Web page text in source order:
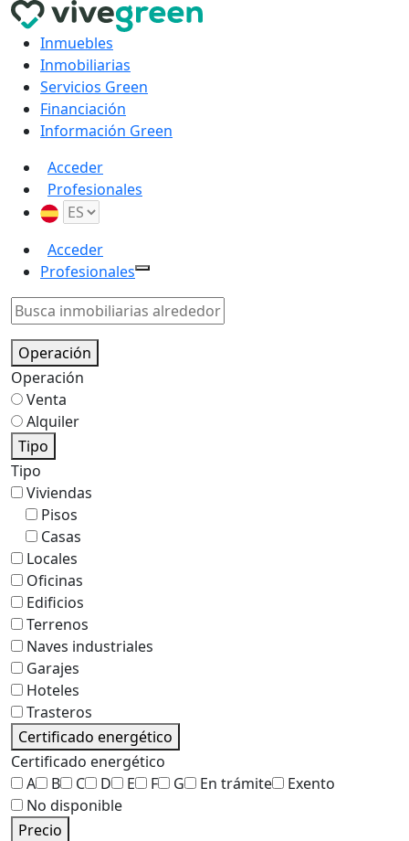
Inmuebles
Inmobiliarias
Servicios Green
Financiación
Información Green
Acceder
Profesionales
Acceder
Profesionales
Operación
Operación
Venta
Alquiler
Tipo
Tipo
Viviendas
Pisos
Casas
Locales
Oficinas
Edificios
Terrenos
Naves industriales
Garajes
Hoteles
Trasteros
Certificado energético
Certificado energético
A
B C D E F G En trámite
Exento
No disponible
Precio